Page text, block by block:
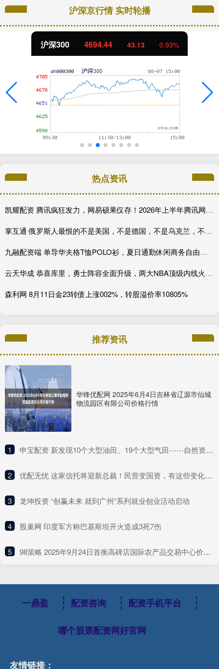
沪深京行情 实时轮播
沪深300 4694.44 43.13 0.93%
热点资讯
凯耀配资 腾讯疯狂发力，网易硕果仅存！2026年上半年腾讯网易上线的游戏
掌互通 俄罗斯人最恨的不是美国，不是德国，不是乌克兰，不是波兰，也不是法国，而是英国！英国不一定亲自吞地盘，但很会组织别人围堵
九融配资端 单导华夫格T恤POLO衫，夏日通勤休闲商务自由切换_亨利_面料_设计
云天华成 恭喜库里，勇士阵容全面升级，两大NBA顶级内线火速加盟金州_阿德巴约_交易_球员
森利网 8月11日金23转债上涨002%，转股溢价率10805%
推荐资讯
华锋优配网 2025年6月4日吉林省辽源市仙城
物流园区有限公司价格行情
1 ​申宝配资 新发现10个大型油田、19个大型气田⋯⋯自然资源部晒“十四五”成绩单
2 ​优配无忧 这家信托将迎新总裁！民营变国资，有这些变化……
3 ​龙坤投资 “创赢未来 就到广州”系列就业创业活动启动
4 ​股巢网 印度军方称巴基斯坦开火造成3死7伤
5 ​98策略 2025年9月24日首衡高碑店国际农产品交易中心价格行情
一鼎盈 配资咨询 配资手机平台
哪个股票配资网好官网
友情链接：